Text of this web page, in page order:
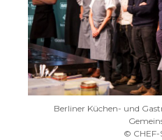
Berliner Küchen- und
© CHEF-